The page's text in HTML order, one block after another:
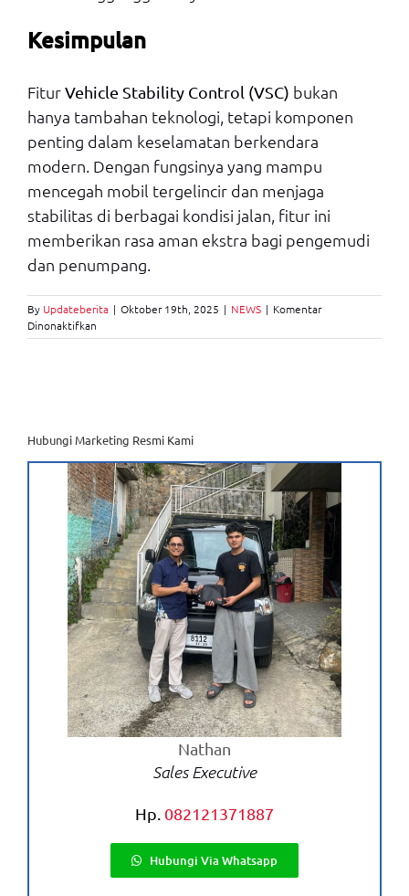
Kesimpulan
FiturVehicle Stability Control (VSC) bukan
hanya tambahan teknologi, tetapi komponen
penting dalam keselamatan berkendara
modern. Dengan fungsinya yang mampu
mencegah mobil tergelincir dan menjaga
stabilitas di berbagai kondisi jalan, fitur ini
memberikan rasa aman ekstra bagi pengemudi
dan penumpang.
By Updateberita | Oktober 19th, 2025 | NEWS | Komentar
Dinonaktifkan
Fungsi
pada
dan
Manfaatnya
untuk
Keselamatan
Hubungi Marketing Resmi Kami
Nathan
Sales Executive
Hp. 082121371887
Hubungi Via Whatsapp